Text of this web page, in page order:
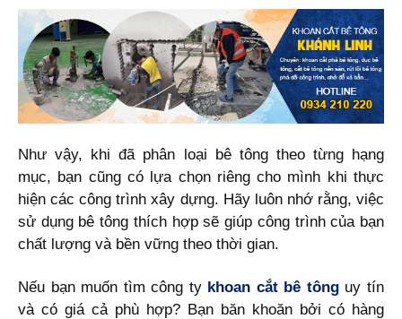
Như vậy, khi đã phân loại bê tông theo từng hạng
mục, bạn cũng có lựa chọn riêng cho mình khi thực
hiện các công trình xây dựng. Hãy luôn nhớ rằng, việc
sử dụng bê tông thích hợp sẽ giúp công trình của bạn
chất lượng và bền vững theo thời gian.
Nếu bạn muốn tìm công ty khoan cắt bê tônguy tín
và có giá cả phù hợp? Bạn băn khoăn bởi có hàng